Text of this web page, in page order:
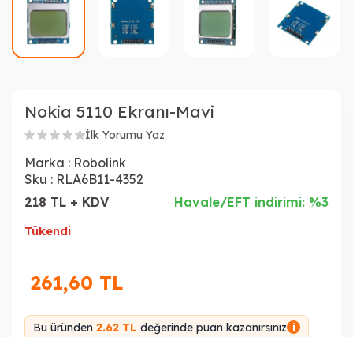
Nokia 5110 Ekranı-Mavi
İlk Yorumu Yaz
Marka : Robolink
Sku : RLA6B11-4352
218 TL + KDV
Havale/EFT indirimi: %3
Tükendi
261,60 TL
Bu üründen 2.62 TL değerinde puan kazanırsınız i